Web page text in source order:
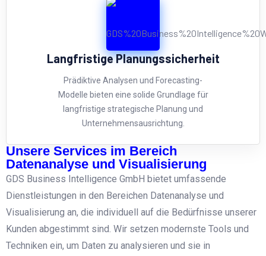
Langfristige Planungssicherheit
Prädiktive Analysen und Forecasting-
Modelle bieten eine solide Grundlage für
langfristige strategische Planung und
Unternehmensausrichtung.
Unsere Services im Bereich
Datenanalyse und Visualisierung
GDS Business Intelligence GmbH bietet umfassende
Dienstleistungen in den Bereichen Datenanalyse und
Visualisierung an, die individuell auf die Bedürfnisse unserer
Kunden abgestimmt sind. Wir setzen modernste Tools und
Techniken ein, um Daten zu analysieren und sie in